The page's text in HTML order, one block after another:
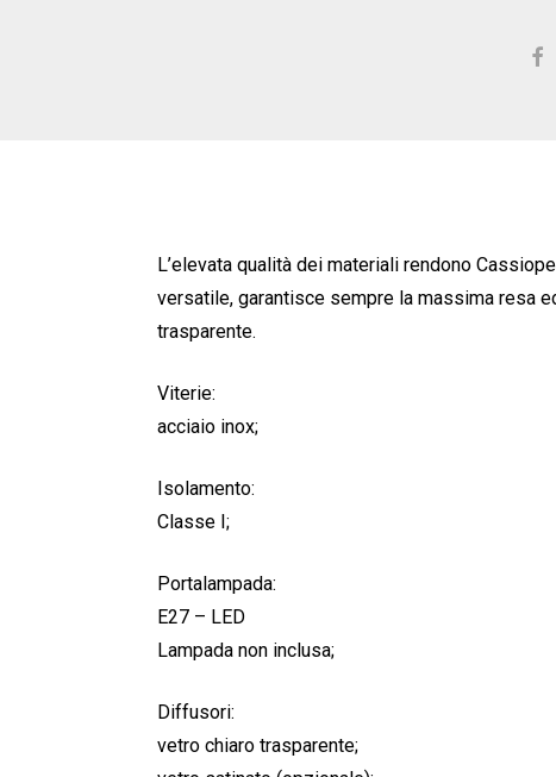
L’elevata qualità dei materiali rendono
versatile, garantisce sempre la massima resa
trasparente.
Viterie:
acciaio inox;
Isolamento:
Classe I;
Portalampada:
E27 – LED
Lampada non inclusa;
Diffusori:
vetro chiaro trasparente;